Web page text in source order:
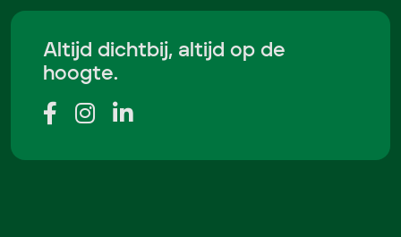
Altijd dichtbij, altijd op de
hoogte.